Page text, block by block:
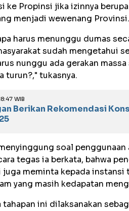
ke Propinsi jika izinnya
menjadi wewenang Provinsi.
harus menunggu dumas
sudah mengetahui
nunggu ada gerakan
turun?," tukasnya.
WIB
Berikan Rekomendasi
soal
tegas ia berkata, bahwa
meminta kepada
yang masih kedapatan
tahapan ini dilaksanakan